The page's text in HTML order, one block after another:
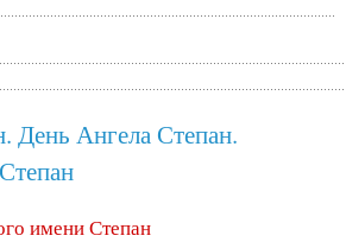
День Ангела Степан.
имени Степан